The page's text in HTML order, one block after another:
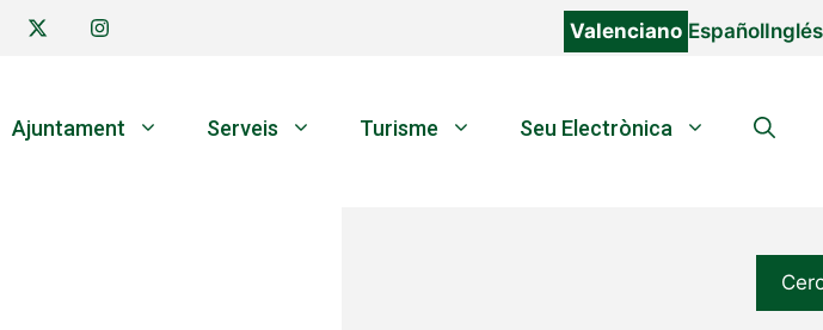
Valenciano EspañolInglés
Ajuntament Serveis Turisme Seu Electrònica